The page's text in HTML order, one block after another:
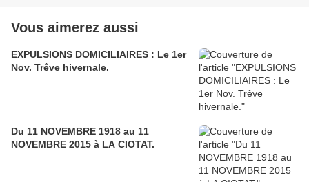
Vous aimerez aussi
EXPULSIONS DOMICILIAIRES : Le 1er
Nov. Trêve hivernale.
Du 11 NOVEMBRE 1918 au 11
NOVEMBRE 2015 à LA CIOTAT.